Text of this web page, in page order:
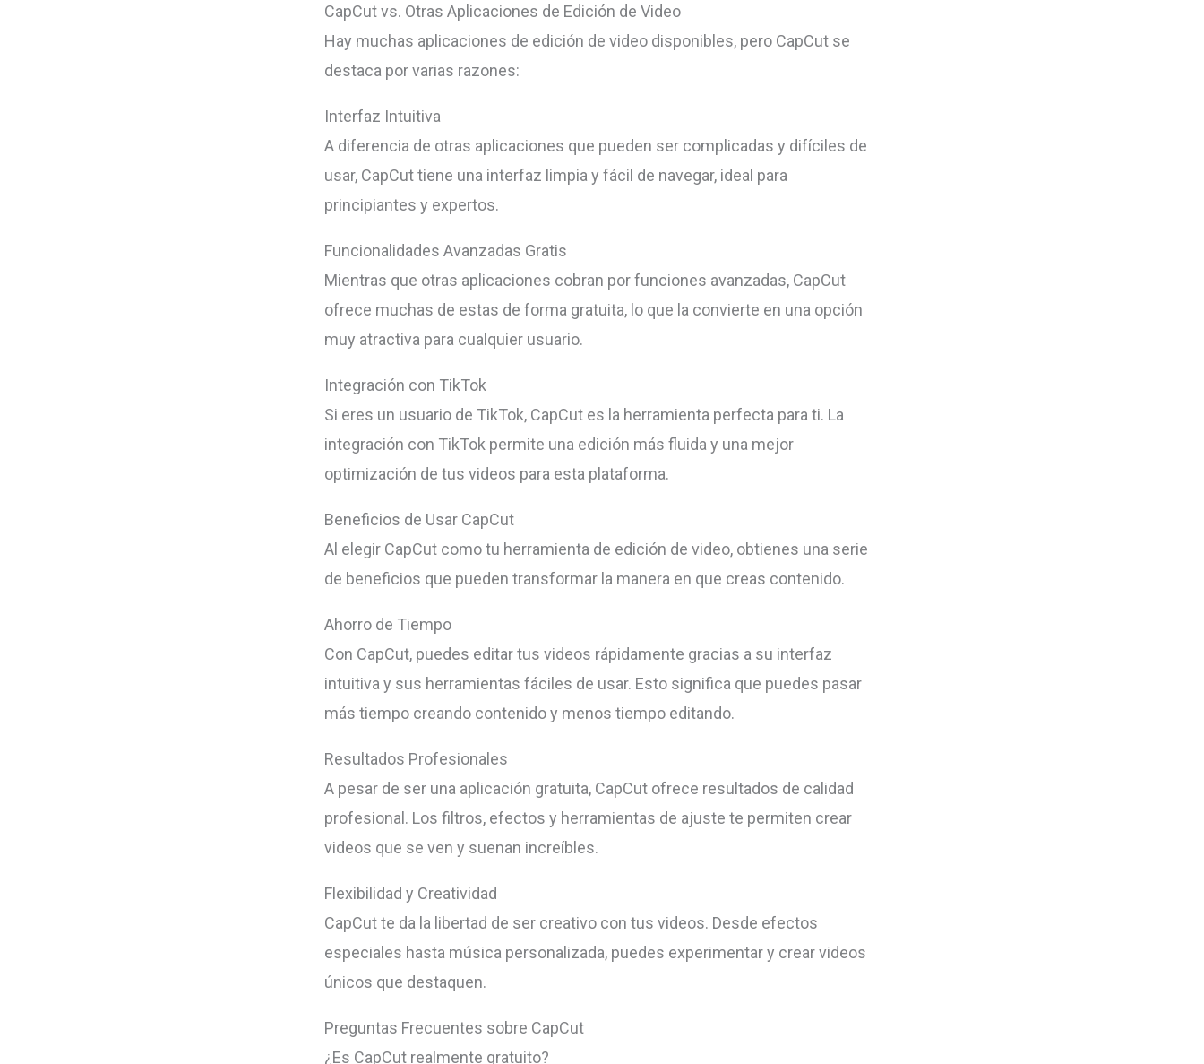
CapCut vs. Otras Aplicaciones de Edición de Video
Hay muchas aplicaciones de edición de video disponibles, pero CapCut se
destaca por varias razones:
Interfaz Intuitiva
A diferencia de otras aplicaciones que pueden ser complicadas y difíciles de
usar, CapCut tiene una interfaz limpia y fácil de navegar, ideal para
principiantes y expertos.
Funcionalidades Avanzadas Gratis
Mientras que otras aplicaciones cobran por funciones avanzadas, CapCut
ofrece muchas de estas de forma gratuita, lo que la convierte en una opción
muy atractiva para cualquier usuario.
Integración con TikTok
Si eres un usuario de TikTok, CapCut es la herramienta perfecta para ti. La
integración con TikTok permite una edición más fluida y una mejor
optimización de tus videos para esta plataforma.
Beneficios de Usar CapCut
Al elegir CapCut como tu herramienta de edición de video, obtienes una serie
de beneficios que pueden transformar la manera en que creas contenido.
Ahorro de Tiempo
Con CapCut, puedes editar tus videos rápidamente gracias a su interfaz
intuitiva y sus herramientas fáciles de usar. Esto significa que puedes pasar
más tiempo creando contenido y menos tiempo editando.
Resultados Profesionales
A pesar de ser una aplicación gratuita, CapCut ofrece resultados de calidad
profesional. Los filtros, efectos y herramientas de ajuste te permiten crear
videos que se ven y suenan increíbles.
Flexibilidad y Creatividad
CapCut te da la libertad de ser creativo con tus videos. Desde efectos
especiales hasta música personalizada, puedes experimentar y crear videos
únicos que destaquen.
Preguntas Frecuentes sobre CapCut
¿Es CapCut realmente gratuito?